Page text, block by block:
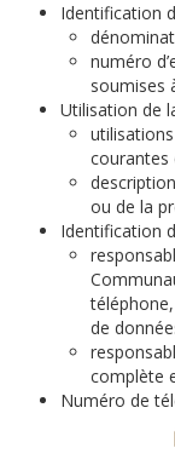
Identification
numéro
soumises
Utilisation de
courantes
ou de la
Identification
de
complète
Numéro de